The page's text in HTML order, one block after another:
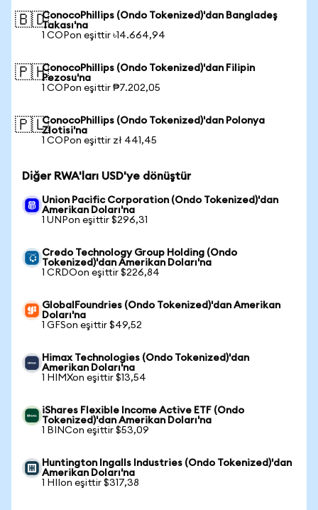
🇧🇩ConocoPhillips (Ondo Tokenized)'dan Bangladeş
Takası'na
1 COPon eşittir ৳14.664,94
🇵🇭ConocoPhillips (Ondo Tokenized)'dan Filipin
Pezosu'na
1 COPon eşittir ₱7.202,05
🇵🇱ConocoPhillips (Ondo Tokenized)'dan Polonya
Zlotisi'na
1 COPon eşittir zł 441,45
Diğer RWA'ları USD'ye dönüştür
Union Pacific Corporation (Ondo Tokenized)'dan
Amerikan Doları'na
1 UNPon eşittir $296,31
Credo Technology Group Holding (Ondo
Tokenized)'dan Amerikan Doları'na
1 CRDOon eşittir $226,84
GlobalFoundries (Ondo Tokenized)'dan Amerikan
Doları'na
1 GFSon eşittir $49,52
Himax Technologies (Ondo Tokenized)'dan
Amerikan Doları'na
1 HIMXon eşittir $13,54
iShares Flexible Income Active ETF (Ondo
Tokenized)'dan Amerikan Doları'na
1 BINCon eşittir $53,09
Huntington Ingalls Industries (Ondo Tokenized)'dan
Amerikan Doları'na
1 HIIon eşittir $317,38